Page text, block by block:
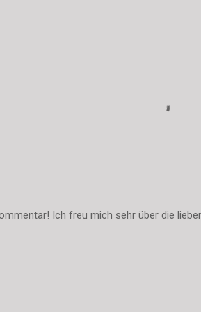
Ich freu mich sehr über die